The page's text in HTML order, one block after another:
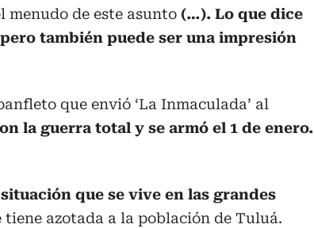
menudo de este asunto (…). Lo que dice
también puede ser una impresión
que envió ‘La Inmaculada’ al
la guerra total y se armó el 1 de enero.
que se vive en las grandes
tiene azotada a la población de Tuluá.